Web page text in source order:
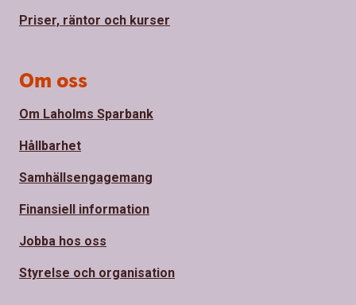
Priser, räntor och kurser
Om oss
Om Laholms Sparbank
Hållbarhet
Samhällsengagemang
Finansiell information
Jobba hos oss
Styrelse och organisation